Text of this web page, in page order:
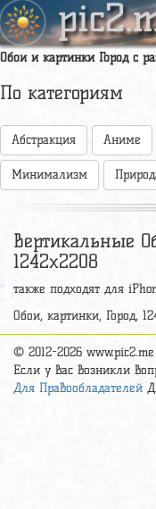
Обои и картинки Город с
По категориям
Абстракция Аниме
Минимализм
Вертикальные
1242x2208
также подходят для
Обои, картинки, Город,
© 2012-2026
Если у вас возникли
Для Правообладателей